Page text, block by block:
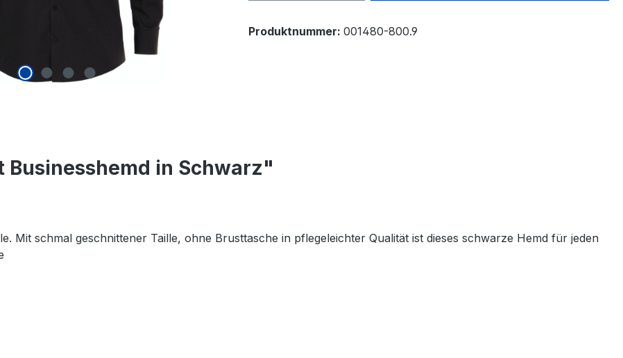
Produktnummer: 001480-800.9
in Schwarz"
Mit schmal geschnittener Taille, ohne Brusttasche in pflegeleichter Qualität ist dieses schwarze Hemd für jeden